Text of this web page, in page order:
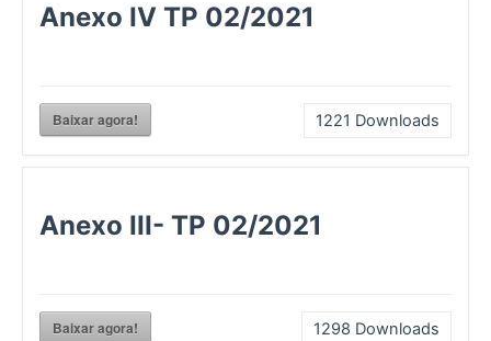
Anexo IV TP 02/2021
Baixar agora! 1221 Downloads
Anexo III- TP 02/2021
Baixar agora! 1298 Downloads